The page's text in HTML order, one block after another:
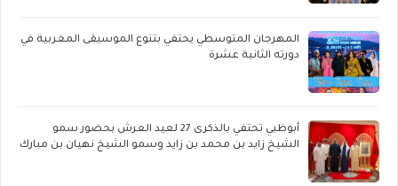
المهرجان المتوسطي يحتفي بتنوع الموسيقى المغربية في
دورته الثانية عشرة
أبوظبي تحتفي بالذكرى 27 لعيد العرش بحضور سمو
الشيخ زايد بن محمد بن زايد وسمو الشيخ نهيان بن مبارك